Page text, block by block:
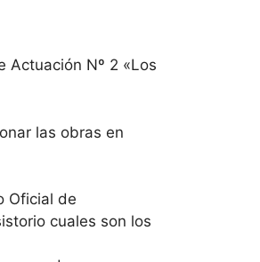
Nº 2 «Los
las obras en
Oficial de
cuales son los